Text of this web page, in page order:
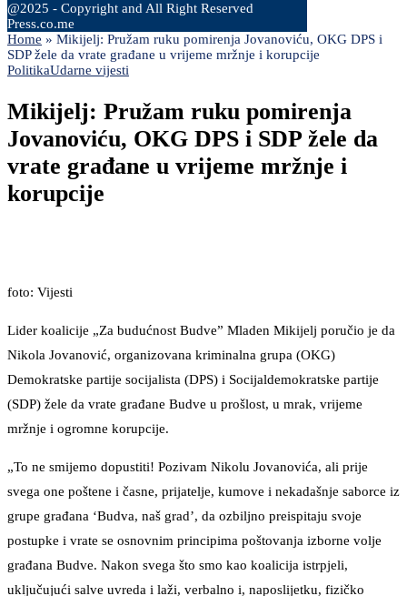
@2025 - Copyright and All Right Reserved
Press.co.me
Home » Mikijelj: Pružam ruku pomirenja Jovanoviću, OKG DPS i
SDP žele da vrate građane u vrijeme mržnje i korupcije
PolitikaUdarne vijesti
Mikijelj: Pružam ruku pomirenja
Jovanoviću, OKG DPS i SDP žele da
vrate građane u vrijeme mržnje i
korupcije
foto: Vijesti
Lider koalicije „Za budućnost Budve” Mladen Mikijelj poručio je da
Nikola Jovanović, organizovana kriminalna grupa (OKG)
Demokratske partije socijalista (DPS) i Socijaldemokratske partije
(SDP) žele da vrate građane Budve u prošlost, u mrak, vrijeme
mržnje i ogromne korupcije.
„To ne smijemo dopustiti! Pozivam Nikolu Jovanovića, ali prije
svega one poštene i časne, prijatelje, kumove i nekadašnje saborce iz
grupe građana ‘Budva, naš grad’, da ozbiljno preispitaju svoje
postupke i vrate se osnovnim principima poštovanja izborne volje
građana Budve. Nakon svega što smo kao koalicija istrpjeli,
uključujući salve uvreda i laži, verbalno i, naposlijetku, fizičko